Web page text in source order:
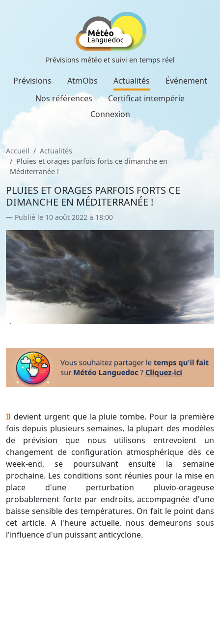
Prévisions météo et suivi en temps réel
Prévisions AtmObs Actualités
Événement
Nos références
Certificat intempérie
Connexion
Accueil
Actualités
Pluies et orages parfois forts ce dimanche en
Méditerranée !
PLUIES ET ORAGES PARFOIS FORTS CE
DIMANCHE EN MÉDITERRANÉE !
Publié le 10 août 2022 à 18:00
Il devient urgent que la pluie tombe. Pour la première
fois depuis plusieurs semaines, la plupart des modèles
de prévision que nous utilisons entrevoient un
changement de configuration atmosphérique dès ce
week-end, se poursuivant ensuite la semaine
prochaine. Les conditions sont réunies pour la mise en
place d'une perturbation pluvio-orageuse
probablement forte par endroits, accompagnée d'une
baisse sensible des températures. On fait le point dans
cet article. A l'heure actuelle, nous demeurons sous
l'influence d'un puissant anticyclone.